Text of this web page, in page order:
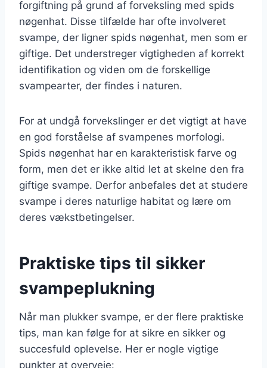
forgiftning på grund af forveksling med spids
nøgenhat. Disse tilfælde har ofte involveret
svampe, der ligner spids nøgenhat, men som er
giftige. Det understreger vigtigheden af korrekt
identifikation og viden om de forskellige
svampearter, der findes i naturen.
For at undgå forvekslinger er det vigtigt at have
en god forståelse af svampenes morfologi.
Spids nøgenhat har en karakteristisk farve og
form, men det er ikke altid let at skelne den fra
giftige svampe. Derfor anbefales det at studere
svampe i deres naturlige habitat og lære om
deres vækstbetingelser.
Praktiske tips til sikker
svampeplukning
Når man plukker svampe, er der flere praktiske
tips, man kan følge for at sikre en sikker og
succesfuld oplevelse. Her er nogle vigtige
punkter at overveje: